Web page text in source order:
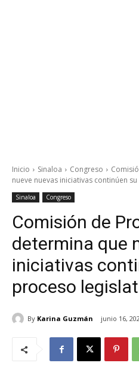
Inicio Sinaloa Congreso
nueve nuevas iniciativas continúen
Sinaloa Congreso
Comisión de
determina que
iniciativas
proceso
By Karina Guzmán junio 16,